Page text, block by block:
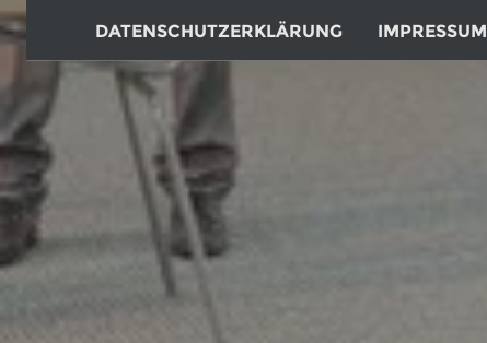
DATENSCHUTZERKLÄRUNG IMPRESSUM